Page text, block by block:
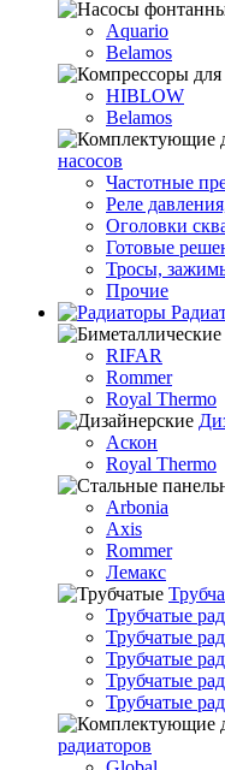
Aquario
Belamos
HIBLOW
Belamos
насосов
Частотные
Реле
Оголовки
Готовые
Тросы,
Прочие
RIFAR
Rommer
Royal Thermo
Аскон
Royal Thermo
Arbonia
Axis
Rommer
Лемакс
Трубчатые
Трубчатые
Трубчатые
Трубчатые
Трубчатые
радиаторов